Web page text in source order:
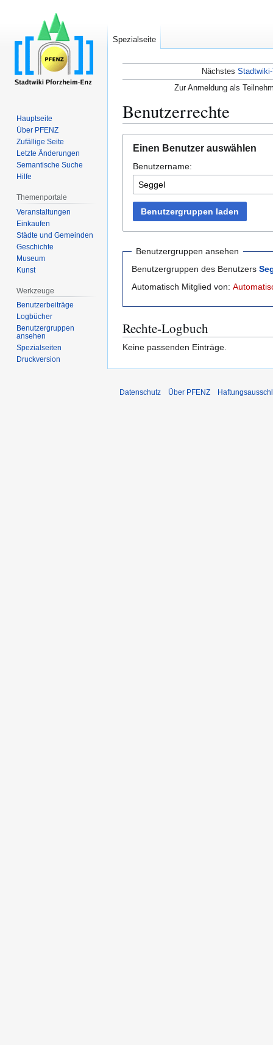
Nächstes
Zur Anmeldung als
Benutzerrechte
Navigation
springen
Suche
springen
Einen Benutzer auswählen
Benutzername:
Benutzergruppen laden
Benutzergruppen ansehen
Benutzergruppen des Benutzers
Automatisch Mitglied von:
Rechte-Logbuch
Keine passenden Einträge.
Spezialseite
Hauptseite
Über PFENZ
Zufällige Seite
Letzte Änderungen
Semantische Suche
Hilfe
Themenportale
Veranstaltungen
Einkaufen
Städte und Gemeinden
Geschichte
Museum
Kunst
Werkzeuge
Benutzerbeiträge
Logbücher
Benutzergruppen
ansehen
Spezialseiten
Druckversion
Datenschutz Über PFENZ